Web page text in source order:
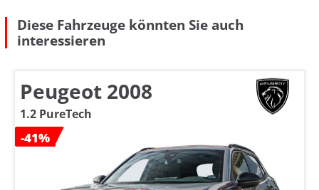
Diese Fahrzeuge könnten Sie auch
interessieren
Peugeot 2008
1.2 PureTech
-41%